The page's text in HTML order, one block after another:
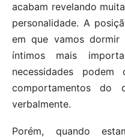
acabam revelando
personalidade. A
em que vamos dormir
íntimos mais
necessidades
comportamentos do
verbalmente.
Porém, quando